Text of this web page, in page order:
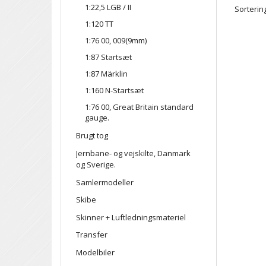
1:22,5 LGB / II
1:120 TT
1:76 00, 009(9mm)
1:87 Startsæt
1:87 Märklin
1:160 N-Startsæt
1:76 00, Great Britain standard
gauge.
Brugt tog
Jernbane- og vejskilte, Danmark
og Sverige.
Samlermodeller
Skibe
Skinner + Luftledningsmateriel
Transfer
Modelbiler